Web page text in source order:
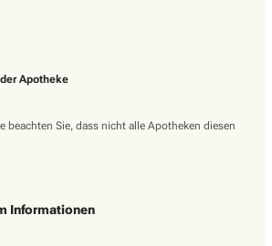
Apotheke
beachten Sie, dass nicht alle Apotheken diesen
Informationen